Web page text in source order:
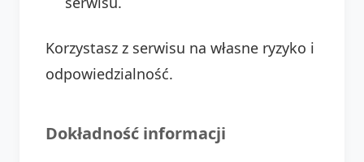
Korzystasz z serwisu na własne ryzyko i
odpowiedzialność.
Dokładność informacji